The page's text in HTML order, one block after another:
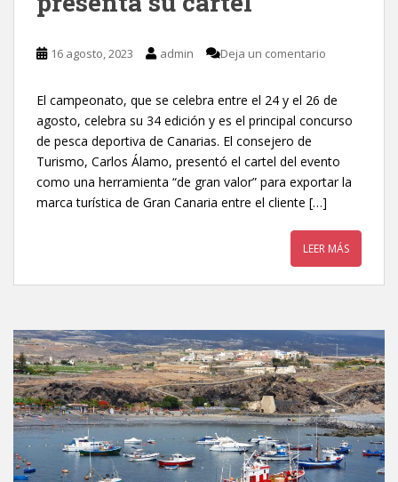
16 agosto, 2023 admin Deja un comentario
El campeonato, que se celebra entre el 24 y el 26 de
agosto, celebra su 34 edición y es el principal concurso
de pesca deportiva de Canarias. El consejero de
Turismo, Carlos Álamo, presentó el cartel del evento
como una herramienta “de gran valor” para exportar la
marca turística de Gran Canaria entre el cliente […]
LEER MÁS